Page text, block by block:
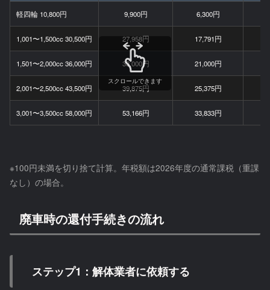
軽四輪 10,800円 9,900円 6,300円
1,001〜1,500cc 30,500円 27,958円 17,791円
1,501〜2,000cc 36,000円 33,000円 21,000円
2,001〜2,500cc 43,500円 39,875円 25,375円
3,001〜3,500cc 58,000円 53,166円 33,833円
スクロールできます
※100円未満を切り捨て計算。年税額は2026年度の通常課税（重課
なし）の場合。
廃車時の還付手続きの流れ
ステップ1：解体業者に依頼する